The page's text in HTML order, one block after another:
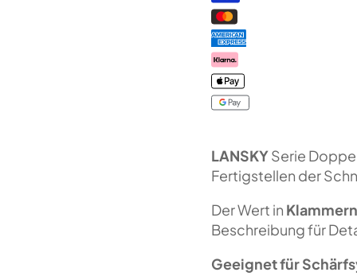
FEPA-
F)
50
%
Menge
LANSKYSerie
Fertigstellen der
Der Wert in
Beschreibung für
Geeignet für